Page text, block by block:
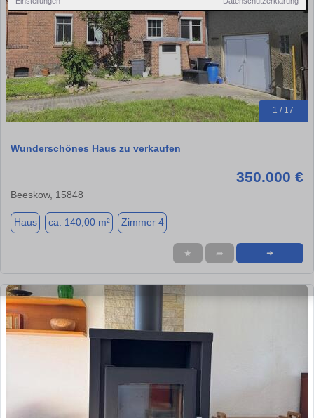
1 / 17
Wunderschönes Haus zu verkaufen
350.000 €
Beeskow, 15848
Haus ca. 140,00 m² Zimmer 4
★ ➦ ➜